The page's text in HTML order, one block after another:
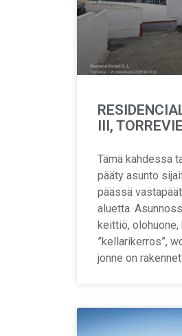
III,
Tämä kahdessa
pääty asunto
päässä
aluetta.
keittiö, olohuone,
”kellarikerros”,
jonne on